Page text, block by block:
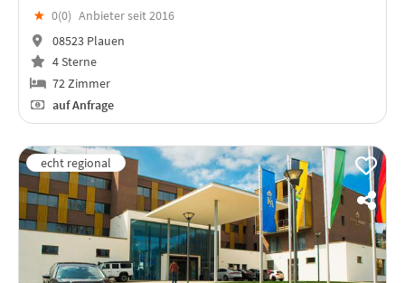
★ 0(0) Anbieter seit 2016
08523 Plauen
4 Sterne
72 Zimmer
auf Anfrage